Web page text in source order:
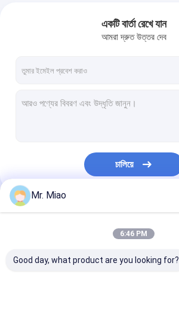
কারখানা ভ্রমণ
অ্যালুমিনিয়াম ফিন টিউব
একটি বার্তা রেখে যান
আমরা দ্রুত উত্তর দেব
চালিয়ে
আমাদের বিভাগসমূহ
Mr. Miao
6:46 PM
Good day, what product are you looking for?